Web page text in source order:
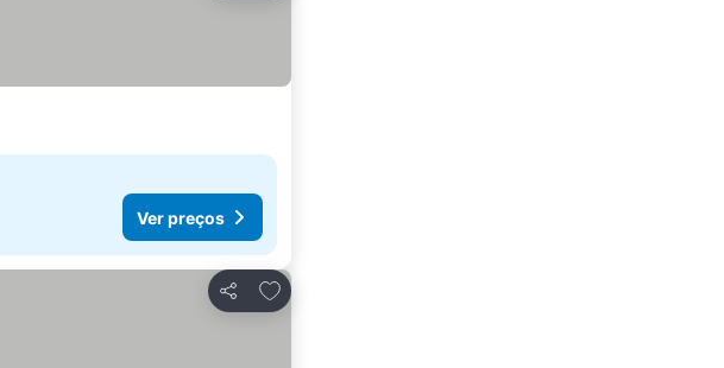
Ver preços
Partilhar
Adicionar aos favoritos